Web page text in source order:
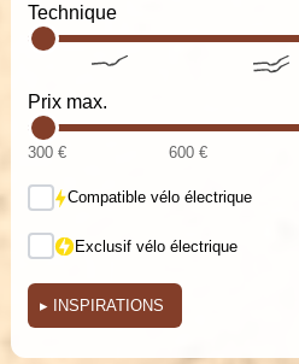
Technique
Prix max.
300 € 600 €
Compatible vélo électrique
Exclusif vélo électrique
▸ INSPIRATIONS